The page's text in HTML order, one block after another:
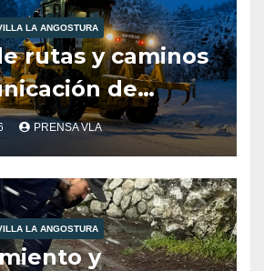
LA ANGOSTURA
rutas y caminos
de
PRENSA VLA
LA ANGOSTURA
y